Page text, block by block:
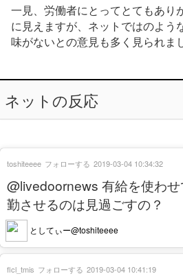
一見、労働者にとってとてもあり
に見えますが、ネットではのよう
味がないとの意見も多く見られま
ネットの反応
@livedoornews 有給を使わ
勤させるのは見過ごすの？
としてぃー@toshiteeee
toshiteeee フォローする 2019-03-04 10:34:32
flcl_tmis フォローする 2019-03-04 10:41:19